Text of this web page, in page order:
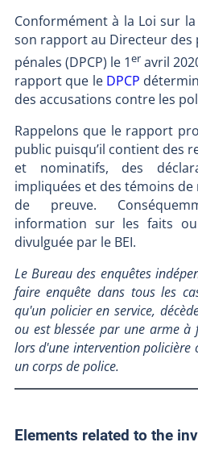
Conformément à la Loi sur
son rapport au Directeur
pénales (DPCP) le 1er avril
rapport que le DPCP
des accusations contre les
Rappelons que le rapport
public puisqu’il contient des
et nominatifs, des
impliquées et des témoins
de preuve.
information sur les faits
divulguée par le BEI.
Le Bureau des enquêtes
faire enquête dans tous les
qu'un policier en service,
ou est blessée par une arme
lors d'une intervention
un corps de police.
Elements related to the